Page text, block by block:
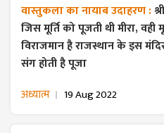
वास्तुकला का नायाब उदाहरण :
जिस मूर्ति को पूजती थी मीरा, वही
विराजमान है राजस्थान के इस
संग होती है पूजा
अध्यात्म 19 Aug 2022